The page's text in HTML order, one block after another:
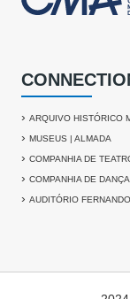
› ARQUIVO HISTÓRICO
› MUSEUS | ALMADA
› COMPANHIA DE
› COMPANHIA DE
› AUDITÓRIO